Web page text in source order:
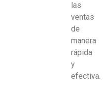
las
ventas
de
manera
rápida
y
efectiva.